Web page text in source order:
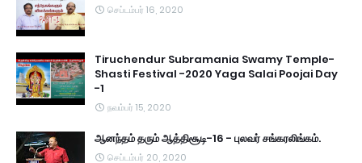
செப்டம்பர் 16, 2020
Tiruchendur Subramania Swamy Temple-
Shasti Festival -2020 Yaga Salai Poojai Day
-1
நவம்பர் 15, 2020
ஆனந்தம் தரும் ஆத்திசூடி-16 - புலவர் சங்கரலிங்கம்.
செப்டம்பர் 20, 2020